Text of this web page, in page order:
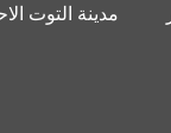
مدينة التوت